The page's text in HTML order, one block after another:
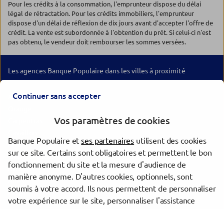
Pour les crédits à la consommation, l'emprunteur dispose du délai
légal de rétractation. Pour les crédits immobiliers, l'emprunteur
dispose d'un délai de réflexion de dix jours avant d'accepter l'offre de
crédit. La vente est subordonnée à l'obtention du prêt. Si celui-ci n'est
pas obtenu, le vendeur doit rembourser les sommes versées.
Les agences Banque Populaire dans les villes à proximité
Avignon
Nîmes
Salon-de-Provence
Miramas
Arles
Istres
Continuer sans accepter
Vos paramètres de cookies
Banque Populaire etses partenaires utilisent des cookies
sur ce site. Certains sont obligatoires et permettent le bon
fonctionnement du site et la mesure d'audience de
manière anonyme. D'autres cookies, optionnels, sont
soumis à votre accord. Ils nous permettent de personnaliser
votre expérience sur le site, personnaliser l'assistance